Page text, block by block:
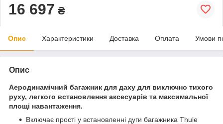
16 697 ₴
Опис Характеристики Доставка Оплата Умови
Опис
Аеродинамічний багажник для даху для виключно тихого
руху, легкого встановлення аксесуарів та максимальної
площі навантаження.
Включає прості у встановленні дуги багажника Thule